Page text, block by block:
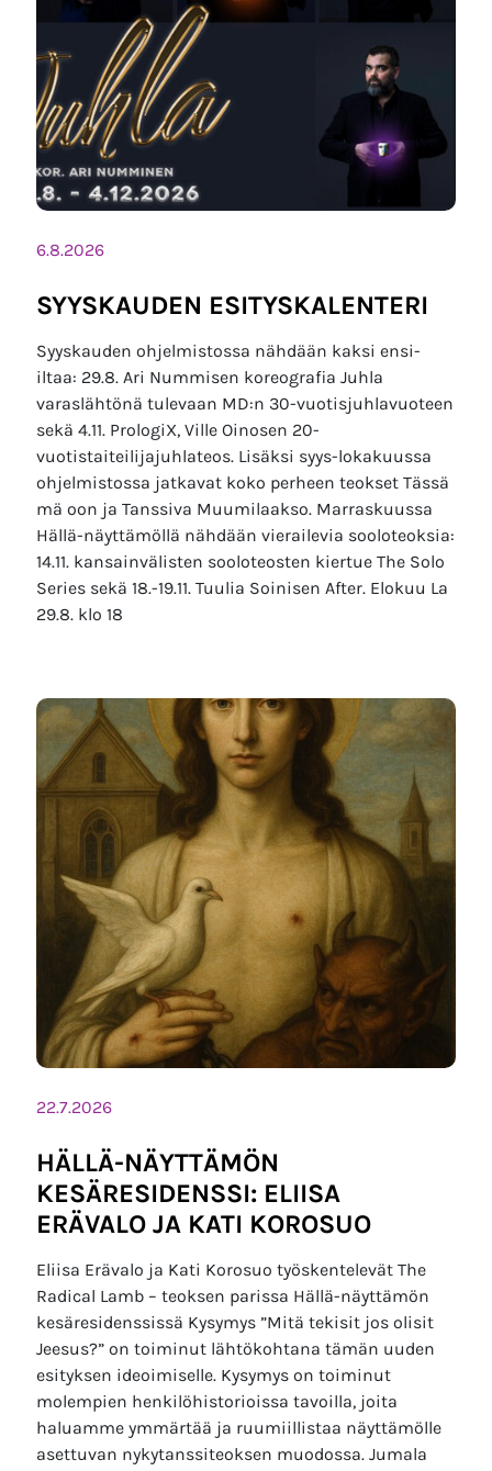
6.8.2026
SYYSKAUDEN ESITYSKALENTERI
Syyskauden ohjelmistossa nähdään kaksi ensi-
iltaa: 29.8. Ari Nummisen koreografia Juhla
varaslähtönä tulevaan MD:n 30-vuotisjuhlavuoteen
sekä 4.11. PrologiX, Ville Oinosen 20-
vuotistaiteilijajuhlateos. Lisäksi syys-lokakuussa
ohjelmistossa jatkavat koko perheen teokset Tässä
mä oon ja Tanssiva Muumilaakso. Marraskuussa
Hällä-näyttämöllä nähdään vierailevia sooloteoksia:
14.11. kansainvälisten sooloteosten kiertue The Solo
Series sekä 18.-19.11. Tuulia Soinisen After. Elokuu La
29.8. klo 18
22.7.2026
HÄLLÄ-NÄYTTÄMÖN
KESÄRESIDENSSI: ELIISA
ERÄVALO JA KATI KOROSUO
Eliisa Erävalo ja Kati Korosuo työskentelevät The
Radical Lamb – teoksen parissa Hällä-näyttämön
kesäresidenssissä Kysymys ”Mitä tekisit jos olisit
Jeesus?” on toiminut lähtökohtana tämän uuden
esityksen ideoimiselle. Kysymys on toiminut
molempien henkilöhistorioissa tavoilla, joita
haluamme ymmärtää ja ruumiillistaa näyttämölle
asettuvan nykytanssiteoksen muodossa. Jumala